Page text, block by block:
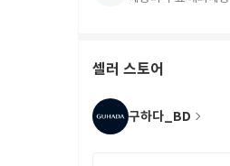
셀러 스토어
구하다_BD